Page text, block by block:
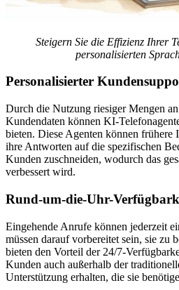
Steigern Sie die Effizienz Ihrer
personalisierten
Personalisierter
Durch die Nutzung riesiger Mengen
Kundendaten können KI-
bieten. Diese Agenten können frühere
ihre Antworten auf die spezifischen
Kunden zuschneiden, wodurch das
verbessert wird.
Rund-um-die-Uhr-
Eingehende Anrufe können jederzeit
müssen darauf vorbereitet sein, sie zu
bieten den Vorteil der 24/7-
Kunden auch außerhalb der
Unterstützung erhalten, die sie